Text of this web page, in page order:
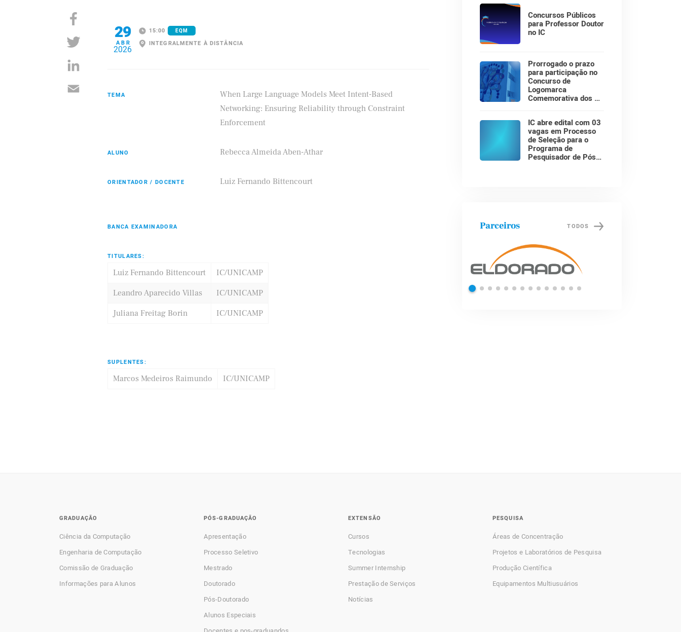
29
ABR
2026
15:00 EQM
INTEGRALMENTE À DISTÂNCIA
TEMA
When Large Language Models Meet Intent-Based
Networking: Ensuring Reliability through Constraint
Enforcement
ALUNO Rebecca Almeida Aben-Athar
ORIENTADOR / DOCENTE Luiz Fernando Bittencourt
BANCA EXAMINADORA
TITULARES:
Luiz Fernando Bittencourt
IC/UNICAMP
Leandro Aparecido Villas
IC/UNICAMP
Juliana Freitag Borin
IC/UNICAMP
SUPLENTES:
Marcos Medeiros Raimundo IC/UNICAMP
Concursos Públicos
para Professor Doutor
no IC
Prorrogado o prazo
para participação no
Concurso de
Logomarca
Comemorativa dos 30
IC abre edital com 03
vagas em Processo
de Seleção para o
Programa de
Pesquisador de Pós-
Parceiros TODOS
Shell
GRADUAÇÃO
Ciência da Computação
Engenharia de Computação
Comissão de Graduação
Informações para Alunos
PÓS-GRADUAÇÃO
Apresentação
Processo Seletivo
Mestrado
Doutorado
Pós-Doutorado
Alunos Especiais
EXTENSÃO
Cursos
Tecnologias
Summer Internship
Prestação de Serviços
Notícias
PESQUISA
Áreas de Concentração
Projetos e Laboratórios de Pesquisa
Produção Científica
Equipamentos Multiusuários